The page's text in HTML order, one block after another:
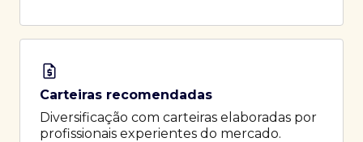
Carteiras recomendadas
Diversificação com carteiras elaboradas por
profissionais experientes do mercado.